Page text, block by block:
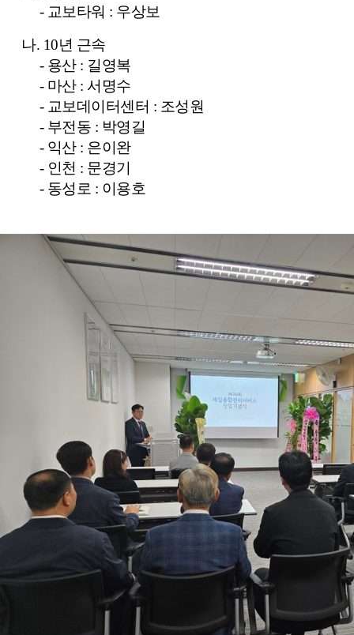
- 교보타워 : 우상보
나. 10년 근속
- 용산: 길영복
- 마산 : 서명수
- 교보데이터센터 : 조성원
- 부전동 : 박영길
- 익산: 은이완
- 인천 : 문경기
- 동성로 : 이용호